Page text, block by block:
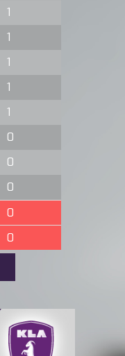
1
1
1
1
1
0
0
0
0
0